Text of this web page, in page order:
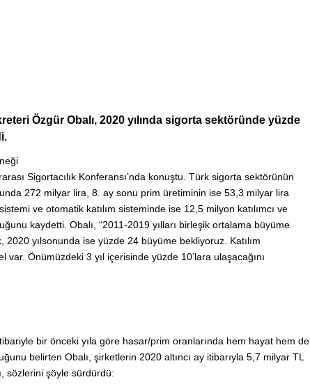
Özgür Obalı, 2020 yılında sigorta sektöründe yüzde
Sigortacılık Konferansı’nda konuştu. Türk sigorta sektörünün
272 milyar lira, 8. ay sonu prim üretiminin ise 53,3 milyar lira
ve otomatik katılım sisteminde ise 12,5 milyon katılımcı ve
kaydetti. Obalı, “2011-2019 yılları birleşik ortalama büyüme
2020 yılsonunda ise yüzde 24 büyüme bekliyoruz. Katılım
var. Önümüzdeki 3 yıl içerisinde yüzde 10’lara ulaşacağını
bir önceki yıla göre hasar/prim oranlarında hem hayat hem de
belirten Obalı, şirketlerin 2020 altıncı ay itibarıyla 5,7 milyar TL
sözlerini şöyle sürdürdü: